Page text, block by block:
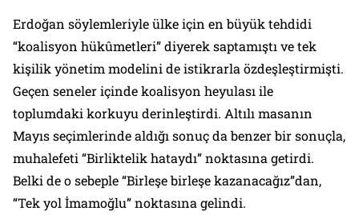
Erdoğan söylemleriyle ülke için en büyük tehdidi
“koalisyon hükûmetleri” diyerek saptamıştı ve tek
kişilik yönetim modelini de istikrarla özdeşleştirmişti.
Geçen seneler içinde koalisyon heyulası ile
toplumdaki korkuyu derinleştirdi. Altılı masanın
Mayıs seçimlerinde aldığı sonuç da benzer bir sonuçla,
muhalefeti “Birliktelik hataydı” noktasına getirdi.
Belki de o sebeple “Birleşe birleşe kazanacağız”dan,
“Tek yol İmamoğlu” noktasına gelindi.